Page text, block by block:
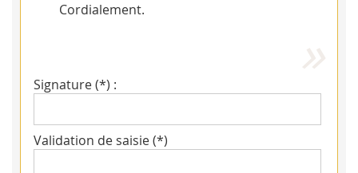
Cordialement.
Signature (*) :
Validation de saisie (*)